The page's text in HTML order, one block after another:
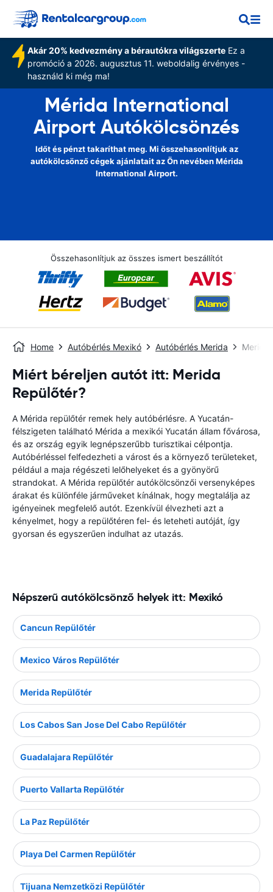
Akár 20% kedvezmény a bérautókra világszerteEz a
promóció a 2026. augusztus 11. weboldalig érvényes -
használd ki még ma!
Mérida International
Airport Autókölcsönzés
Időt és pénzt takaríthat meg. Mi összehasonlítjuk az
autókölcsönző cégek ajánlatait az Ön nevében Mérida
International Airport.
Összehasonlítjuk az összes ismert beszállítót
Home Autóbérlés Mexikó Autóbérlés Merida Merida
Miért béreljen autót itt: Merida
Repülőtér?
A Mérida repülőtér remek hely autóbérlésre. A Yucatán-
félszigeten található Mérida a mexikói Yucatán állam fővárosa,
és az ország egyik legnépszerűbb turisztikai célpontja.
Autóbérléssel felfedezheti a várost és a környező területeket,
például a maja régészeti lelőhelyeket és a gyönyörű
strandokat. A Mérida repülőtér autókölcsönzői versenyképes
árakat és különféle járműveket kínálnak, hogy megtalálja az
igényeinek megfelelő autót. Ezenkívül élvezheti azt a
kényelmet, hogy a repülőtéren fel- és leteheti autóját, így
gyorsan és egyszerűen indulhat az utazás.
Népszerű autókölcsönző helyek itt: Mexikó
Cancun Repülőtér
Mexico Város Repülőtér
Merida Repülőtér
Los Cabos San Jose Del Cabo Repülőtér
Guadalajara Repülőtér
Puerto Vallarta Repülőtér
La Paz Repülőtér
Playa Del Carmen Repülőtér
Tijuana Nemzetközi Repülőtér